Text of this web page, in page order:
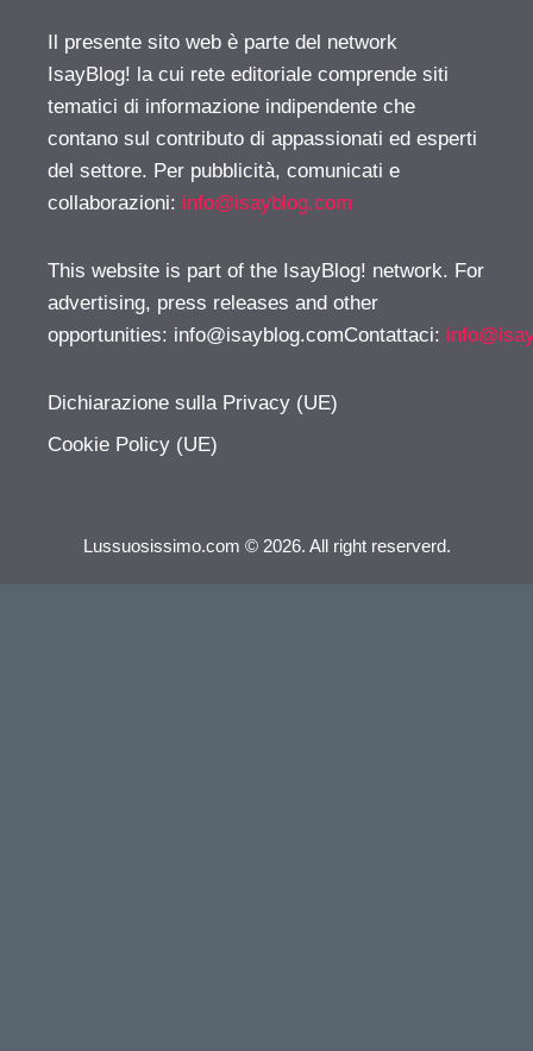
Il presente sito web è parte del network
IsayBlog! la cui rete editoriale comprende siti
tematici di informazione indipendente che
contano sul contributo di appassionati ed esperti
del settore. Per pubblicità, comunicati e
collaborazioni: info@isayblog.com
This website is part of the IsayBlog! network. For
advertising, press releases and other
opportunities: info@isayblog.comContattaci:
Dichiarazione sulla Privacy (UE)
Cookie Policy (UE)
Lussuosissimo.com © 2026. All right reserverd.